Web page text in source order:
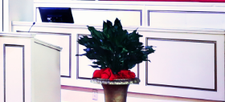
产品登记
售后服务
系统设计工具